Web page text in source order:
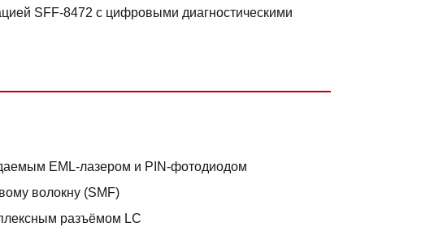
SFF-8472 с цифровыми диагностическими
EML-лазером и PIN-фотодиодом
волокну (SMF)
разъёмом LC